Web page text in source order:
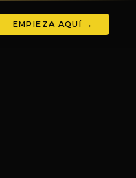
EMPIEZA AQUÍ →